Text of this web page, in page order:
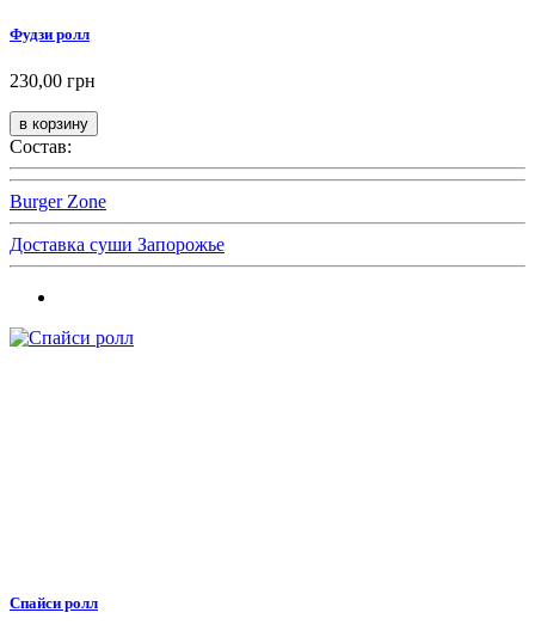
Фудзи ролл
230,00 грн
Состав:
Burger Zone
Доставка суши Запорожье
Спайси ролл